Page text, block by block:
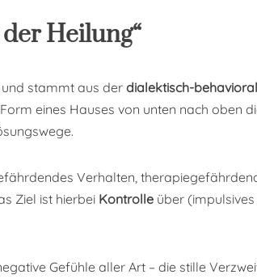
Heilung“
und stammt aus der dialektisch-
eines Hauses von unten nach oben
Verhalten,
Ziel ist hierbei Kontrolle über
Gefühle aller Art – die stille